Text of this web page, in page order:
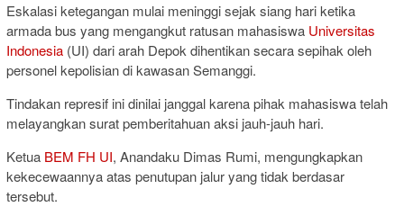
Eskalasi ketegangan mulai meninggi sejak siang hari ketika
armada bus yang mengangkut ratusan mahasiswa Universitas
Indonesia (UI) dari arah Depok dihentikan secara sepihak oleh
personel kepolisian di kawasan Semanggi.
Tindakan represif ini dinilai janggal karena pihak mahasiswa telah
melayangkan surat pemberitahuan aksi jauh-jauh hari.
Ketua BEM FH UI, Anandaku Dimas Rumi, mengungkapkan
kekecewaannya atas penutupan jalur yang tidak berdasar
tersebut.